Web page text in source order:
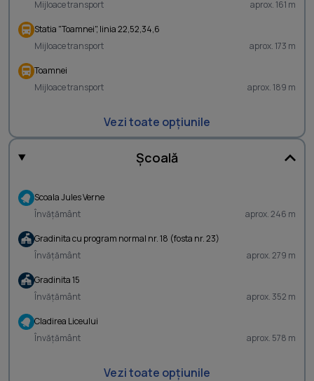
Mijloace transport aprox. 161 m
Statia "Toamnei", linia 22,52,34,6
Mijloace transport
aprox. 173 m
Toamnei
Mijloace transport
aprox. 189 m
Vezi toate opțiunile
Școală
Scoala Jules Verne
Învățământ
aprox. 246 m
Gradinita cu program normal nr. 18 (fosta nr. 23)
Învățământ
aprox. 279 m
Gradinita 15
Învățământ
aprox. 352 m
Cladirea Liceului
Învățământ
aprox. 578 m
Vezi toate opțiunile